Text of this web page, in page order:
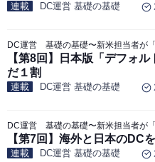
連載 DC運営 基礎の基礎
DC運営 基礎の基礎〜新米担当者が
【第8回】日本版「デフォル
だ１割
連載 DC運営 基礎の基礎
DC運営 基礎の基礎〜新米担当者が
【第7回】海外と日本のDC
連載 DC運営 基礎の基礎